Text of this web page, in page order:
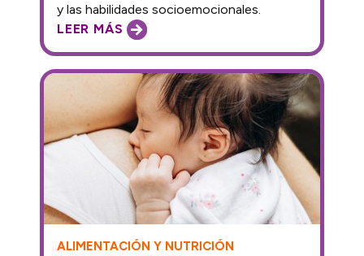
LEER MÁS
y las habilidades socioemocionales.
ALIMENTACIÓN Y NUTRICIÓN